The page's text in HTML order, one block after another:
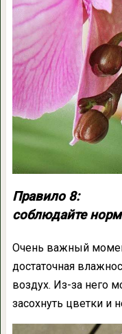
Правило 8:
соблюдайте
Очень важный
достаточная
воздух. Из-за него
засохнуть цветки и